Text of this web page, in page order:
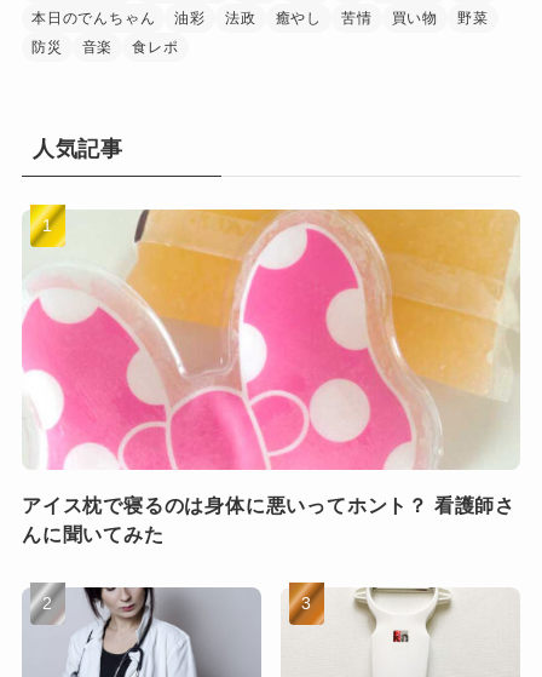
本日のでんちゃん
油彩 法政 癒やし 苦情 買い物
野菜
防災
音楽 食レポ
人気記事
アイス枕で寝るのは身体に悪いってホント？ 看護師さ
んに聞いてみた